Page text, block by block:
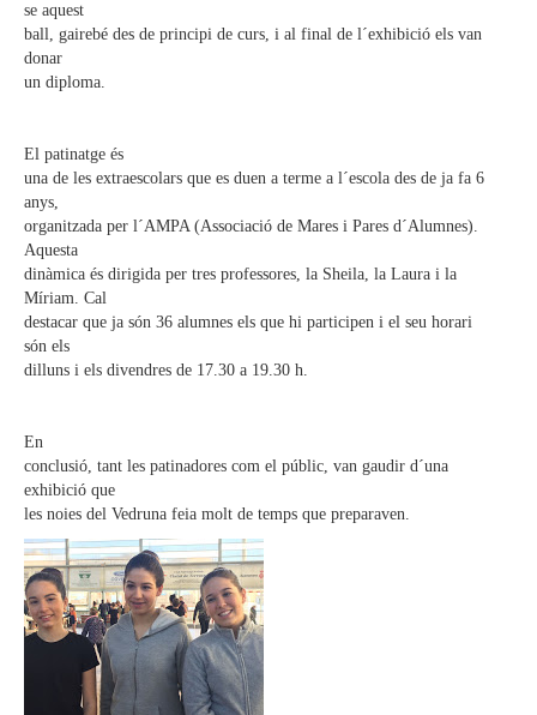
se aquest
ball, gairebé des de principi de curs, i al final de l´exhibició els van
donar
un diploma.
El patinatge és
una de les extraescolars que es duen a terme a l´escola des de ja fa 6
anys,
organitzada per l´AMPA (Associació de Mares i Pares d´Alumnes).
Aquesta
dinàmica és dirigida per tres professores, la Sheila, la Laura i la
Míriam. Cal
destacar que ja són 36 alumnes els que hi participen i el seu horari
són els
dilluns i els divendres de 17.30 a 19.30 h.
En
conclusió, tant les patinadores com el públic, van gaudir d´una
exhibició que
les noies del Vedruna feia molt de temps que preparaven.